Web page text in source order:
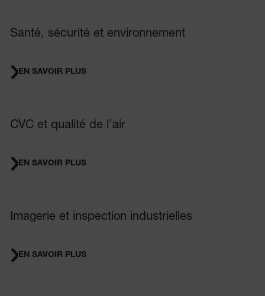
Santé, sécurité et environnement
EN SAVOIR PLUS
CVC et qualité de l’air
EN SAVOIR PLUS
Imagerie et inspection industrielles
EN SAVOIR PLUS